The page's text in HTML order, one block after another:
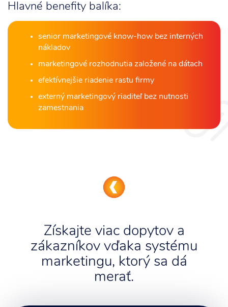
Hlavné benefity balíka:
senior marketingové know-how bez interných
nákladov
marketingové rozhodnutia založené na dátach
efektívnejšie riadenie rastu firmy
externý marketingový riaditeľ bez nutnosti
zamestnania
Získajte viac dopytov a
zákazníkov vďaka systému
marketingu, ktorý sa dá
merať.